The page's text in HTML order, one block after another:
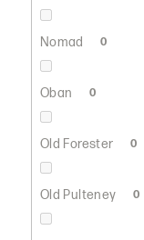
Nomad 0
Oban 0
Old Forester 0
Old Pulteney 0